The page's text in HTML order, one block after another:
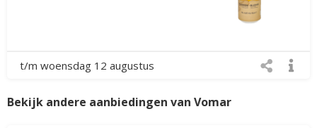
t/m woensdag 12 augustus
Bekijk andere aanbiedingen van Vomar